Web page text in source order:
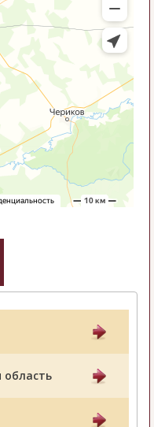
область